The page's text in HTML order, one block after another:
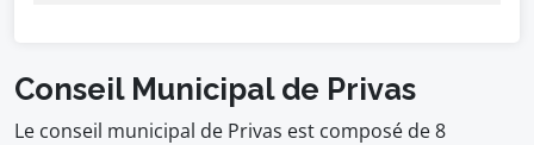
Conseil Municipal de Privas
Le conseil municipal de Privas est composé de 8